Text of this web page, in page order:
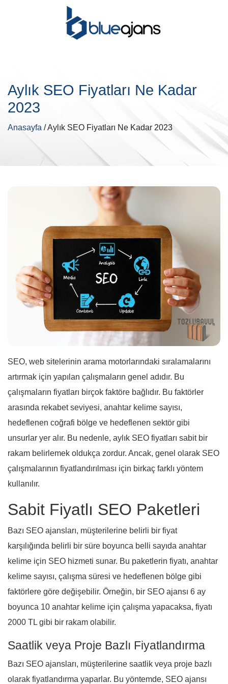
Aylık SEO Fiyatları Ne Kadar
2023
Anasayfa / Aylık SEO Fiyatları Ne Kadar 2023
SEO, web sitelerinin arama motorlarındaki sıralamalarını
artırmak için yapılan çalışmaların genel adıdır. Bu
çalışmaların fiyatları birçok faktöre bağlıdır. Bu faktörler
arasında rekabet seviyesi, anahtar kelime sayısı,
hedeflenen coğrafi bölge ve hedeflenen sektör gibi
unsurlar yer alır. Bu nedenle, aylık SEO fiyatları sabit bir
rakam belirlemek oldukça zordur. Ancak, genel olarak SEO
çalışmalarının fiyatlandırılması için birkaç farklı yöntem
kullanılır.
Sabit Fiyatlı SEO Paketleri
Bazı SEO ajansları, müşterilerine belirli bir fiyat
karşılığında belirli bir süre boyunca belli sayıda anahtar
kelime için SEO hizmeti sunar. Bu paketlerin fiyatı, anahtar
kelime sayısı, çalışma süresi ve hedeflenen bölge gibi
faktörlere göre değişebilir. Örneğin, bir SEO ajansı 6 ay
boyunca 10 anahtar kelime için çalışma yapacaksa, fiyatı
2000 TL gibi bir rakam olabilir.
Saatlik veya Proje Bazlı Fiyatlandırma
Bazı SEO ajansları, müşterilerine saatlik veya proje bazlı
olarak fiyatlandırma yaparlar. Bu yöntemde, SEO ajansı